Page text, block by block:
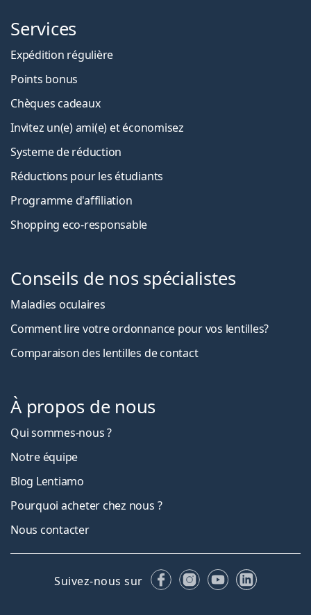
Services
Expédition régulière
Points bonus
Chèques cadeaux
Invitez un(e) ami(e) et économisez
Systeme de réduction
Réductions pour les étudiants
Programme d'affiliation
Shopping eco-responsable
Conseils de nos spécialistes
Maladies oculaires
Comment lire votre ordonnance pour vos lentilles?
Comparaison des lentilles de contact
À propos de nous
Qui sommes-nous ?
Notre équipe
Blog Lentiamo
Pourquoi acheter chez nous ?
Nous contacter
Suivez-nous sur FacebookInstagram
YouTubeLinkedIn